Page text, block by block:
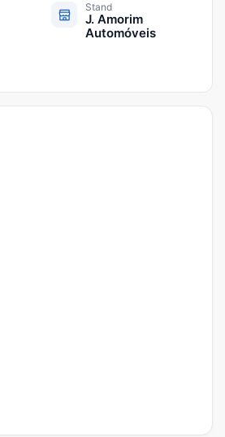
Stand
J. Amorim
Automóveis